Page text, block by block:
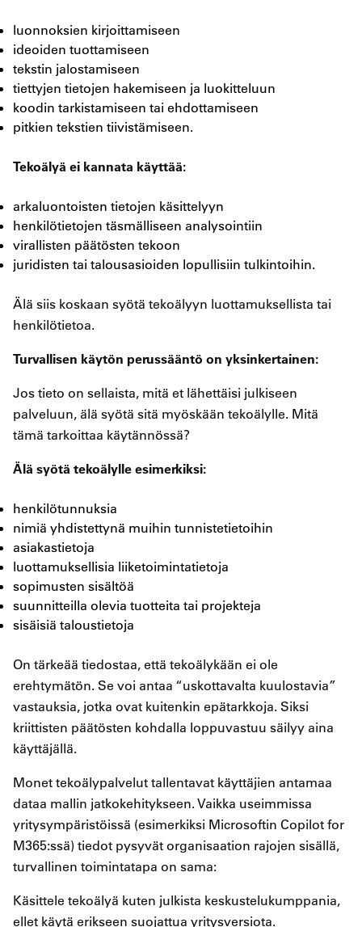
luonnoksien kirjoittamiseen
ideoiden tuottamiseen
tekstin jalostamiseen
tiettyjen tietojen hakemiseen ja luokitteluun
koodin tarkistamiseen tai ehdottamiseen
pitkien tekstien tiivistämiseen.
Tekoälyä ei kannata käyttää:
arkaluontoisten tietojen käsittelyyn
henkilötietojen täsmälliseen analysointiin
virallisten päätösten tekoon
juridisten tai talousasioiden lopullisiin tulkintoihin.
Älä siis koskaan syötä tekoälyyn luottamuksellista tai
henkilötietoa.
Turvallisen käytön perussääntö on yksinkertainen:
Jos tieto on sellaista, mitä et lähettäisi julkiseen
palveluun, älä syötä sitä myöskään tekoälylle. Mitä
tämä tarkoittaa käytännössä?
Älä syötä tekoälylle esimerkiksi:
henkilötunnuksia
nimiä yhdistettynä muihin tunnistetietoihin
asiakastietoja
luottamuksellisia liiketoimintatietoja
sopimusten sisältöä
suunnitteilla olevia tuotteita tai projekteja
sisäisiä taloustietoja
On tärkeää tiedostaa, että tekoälykään ei ole
erehtymätön. Se voi antaa “uskottavalta kuulostavia”
vastauksia, jotka ovat kuitenkin epätarkkoja. Siksi
kriittisten päätösten kohdalla loppuvastuu säilyy aina
käyttäjällä.
Monet tekoälypalvelut tallentavat käyttäjien antamaa
dataa mallin jatkokehitykseen. Vaikka useimmissa
yritysympäristöissä (esimerkiksi Microsoftin Copilot for
M365:ssä) tiedot pysyvät organisaation rajojen sisällä,
turvallinen toimintatapa on sama:
Käsittele tekoälyä kuten julkista keskustelukumppania,
ellet käytä erikseen suojattua yritysversiota.